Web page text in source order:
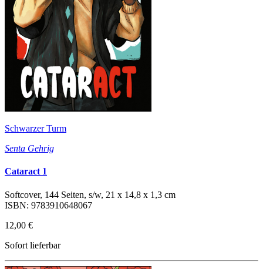
Schwarzer Turm
Senta Gehrig
Cataract 1
Softcover, 144 Seiten, s/w, 21 x 14,8 x 1,3 cm
ISBN: 9783910648067
12,00 €
Sofort lieferbar